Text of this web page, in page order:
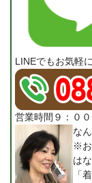
LINEでもお気軽
営業時間９：０
な
※お
は
「